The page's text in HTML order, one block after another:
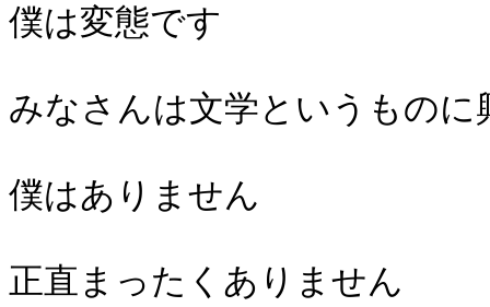
僕は変態です
みなさんは文学というものに
僕はありません
正直まったくありません